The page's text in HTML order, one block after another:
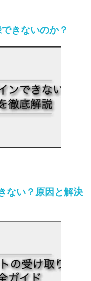
きないのか？
ない？原因と解決